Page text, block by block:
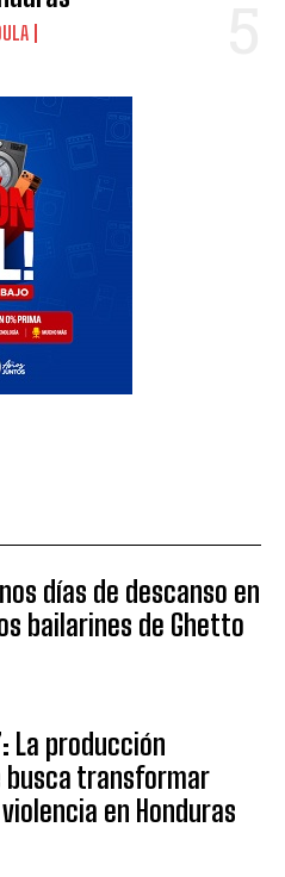
días de descanso en
bailarines de Ghetto
La producción
transformar
en Honduras